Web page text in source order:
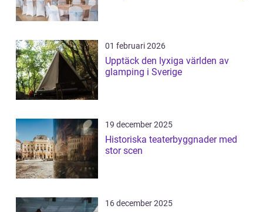
01 februari 2026
Upptäck den lyxiga världen av
glamping i Sverige
19 december 2025
Historiska teaterbyggnader med
stor scen
16 december 2025